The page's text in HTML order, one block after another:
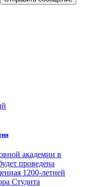
академии в
проведена
1200-летней
Студита